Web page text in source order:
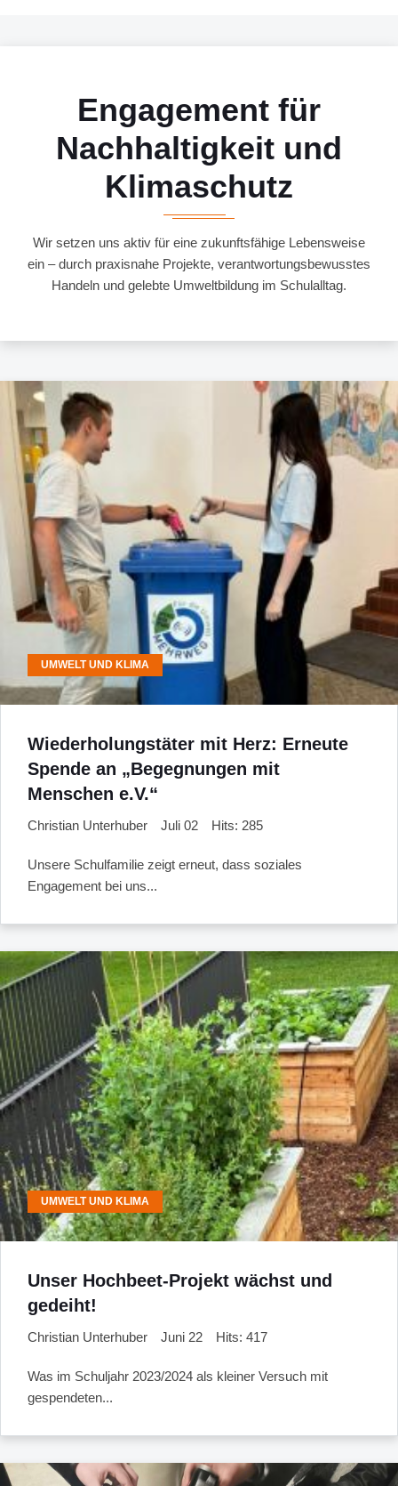
Engagement für
Nachhaltigkeit und
Klimaschutz
Wir setzen uns aktiv für eine zukunftsfähige Lebensweise
ein – durch praxisnahe Projekte, verantwortungsbewusstes
Handeln und gelebte Umweltbildung im Schulalltag.
Wiederholungstäter mit Herz: Erneute
Spende an „Begegnungen mit
Menschen e.V.“
Christian Unterhuber
UMWELT UND KLIMA
Juli 02 Hits: 285
Unsere Schulfamilie zeigt erneut, dass soziales
Engagement bei uns...
Unser Hochbeet-Projekt wächst und
gedeiht!
Christian Unterhuber
UMWELT UND KLIMA
Juni 22 Hits: 417
Was im Schuljahr 2023/2024 als kleiner Versuch mit
gespendeten...